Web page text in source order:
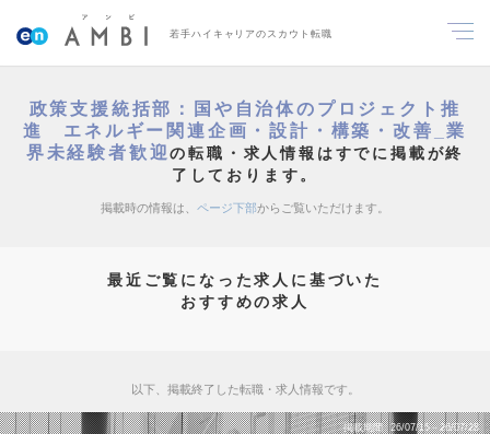
若手ハイキャリアのスカウト転職
政策支援統括部：国や自治体のプロジェクト推
進 エネルギー関連企画・設計・構築・改善_業
界未経験者歓迎の転職・求人情報はすでに掲載が終
了しております。
掲載時の情報は、 ページ下部からご覧いただけます。
最近ご覧になった求人に基づいた
おすすめの求人
以下、掲載終了した転職・求人情報です。
掲載期間 26/07/15～26/07/28